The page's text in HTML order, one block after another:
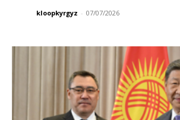
kloopkyrgyz - 07/07/2026